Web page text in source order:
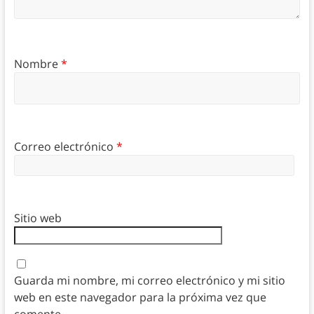
Nombre*
Correo electrónico *
Sitio web
Guarda mi nombre, mi correo electrónico y mi sitio
web en este navegador para la próxima vez que